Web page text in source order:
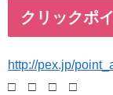
クリックポ
http://pex.jp/
□ □ □ □